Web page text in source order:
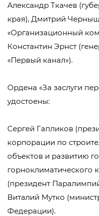
Александр Ткачев
края), Дмитрий
«Организационный
Константин Эрнст
«Первый канал»).
Ордена «За заслуги
удостоены:
Сергей Гапликов
корпорации по
объектов и развитию
горноклиматического
(президент
Виталий Мутко
Федерации).